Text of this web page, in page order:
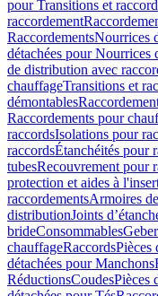
pour Transitions et
raccordement
RaccordementsNourrices
détachées pour
de distribution avec
chauffageTransitions et
démontables
Raccordements pour
raccordsIsolations pour
raccordsÉtanchéités pour
tubesRecouvrement pour
protection et aides à
raccordementsArmoires
distributionJoints
brideConsommables
chauffageRaccordsPièces
détachées pour Manchons
RéductionsCoudesPièces